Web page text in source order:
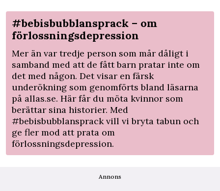
#bebisbubblansprack – om
förlossningsdepression
Mer än var tredje person som mår dåligt i
samband med att de fått barn pratar inte om
det med någon. Det visar en färsk
underökning som genomförts bland läsarna
på allas.se. Här får du möta kvinnor som
berättar sina historier. Med
#bebisbubblansprackvill vi bryta tabun och
ge fler mod att prata om
förlossningsdepression.
Annons